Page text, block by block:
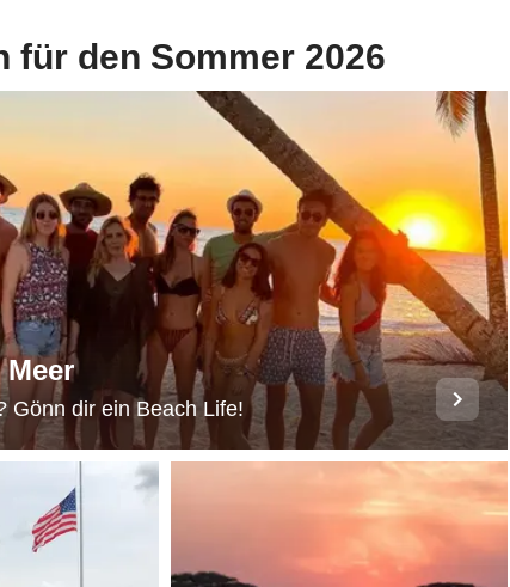
für den Sommer 2026
Gönn dir ein Beach Life!